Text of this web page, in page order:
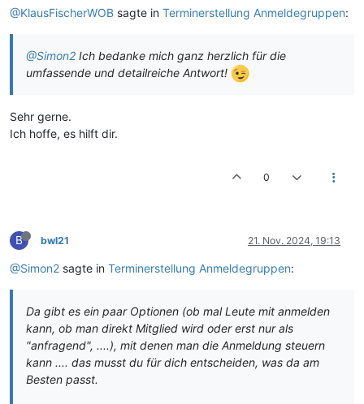
@KlausFischerWOB sagte in Terminerstellung Anmeldegruppen:
@Simon2 Ich bedanke mich ganz herzlich für die
umfassende und detailreiche Antwort!
Sehr gerne.
Ich hoffe, es hilft dir.
0
B bwl21 21. Nov. 2024, 19:13
@Simon2 sagte in Terminerstellung Anmeldegruppen:
Da gibt es ein paar Optionen (ob mal Leute mit anmelden
kann, ob man direkt Mitglied wird oder erst nur als
"anfragend", ....), mit denen man die Anmeldung steuern
kann .... das musst du für dich entscheiden, was da am
Besten passt.